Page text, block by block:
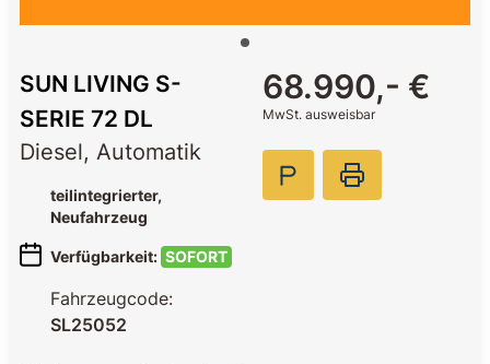
1
of
1
SUN LIVING S-
SERIE 72 DL
Diesel, Automatik
teilintegrierter,
Neufahrzeug
Verfügbarkeit: SOFORT
Fahrzeugcode:
SL25052
68.990,- €
MwSt. ausweisbar